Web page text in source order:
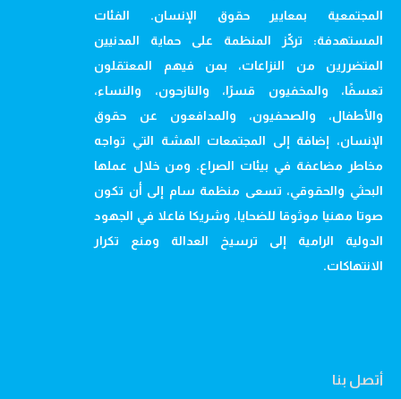
المجتمعية بمعايير حقوق الإنسان. الفئات
المستهدفة: تركّز المنظمة على حماية المدنيين
المتضررين من النزاعات، بمن فيهم المعتقلون
تعسفًا، والمخفيون قسرًا، والنازحون، والنساء،
والأطفال، والصحفيون، والمدافعون عن حقوق
الإنسان، إضافة إلى المجتمعات الهشة التي تواجه
مخاطر مضاعفة في بيئات الصراع. ومن خلال عملها
البحثي والحقوقي، تسعى منظمة سام إلى أن تكون
صوتا مهنيا موثوقا للضحايا، وشريكا فاعلا في الجهود
الدولية الرامية إلى ترسيخ العدالة ومنع تكرار
الانتهاكات.
أتصل بنا